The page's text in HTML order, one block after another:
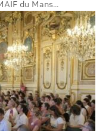
du Mans...